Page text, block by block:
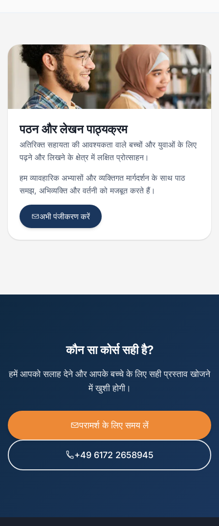
पठन और लेखन पाठ्यक्रम
अतिरिक्त सहायता की आवश्यकता वाले बच्चों और युवाओं के लिए
पढ़ने और लिखने के क्षेत्र में लक्षित प्रोत्साहन।
हम व्यावहारिक अभ्यासों और व्यक्तिगत मार्गदर्शन के साथ पाठ
समझ, अभिव्यक्ति और वर्तनी को मजबूत करते हैं।
अभी पंजीकरण करें
कौन सा कोर्स सही है?
हमें आपको सलाह देने और आपके बच्चे के लिए सही प्रस्ताव खोजने
में खुशी होगी।
परामर्श के लिए समय लें
+49 6172 2658945